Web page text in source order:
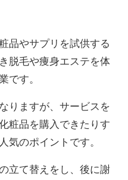
品やサプリを試供する
脱毛や痩身エステを体
です。
りますが、サービスを
粧品を購入できたりす
気のポイントです。
立て替えをし、後に謝